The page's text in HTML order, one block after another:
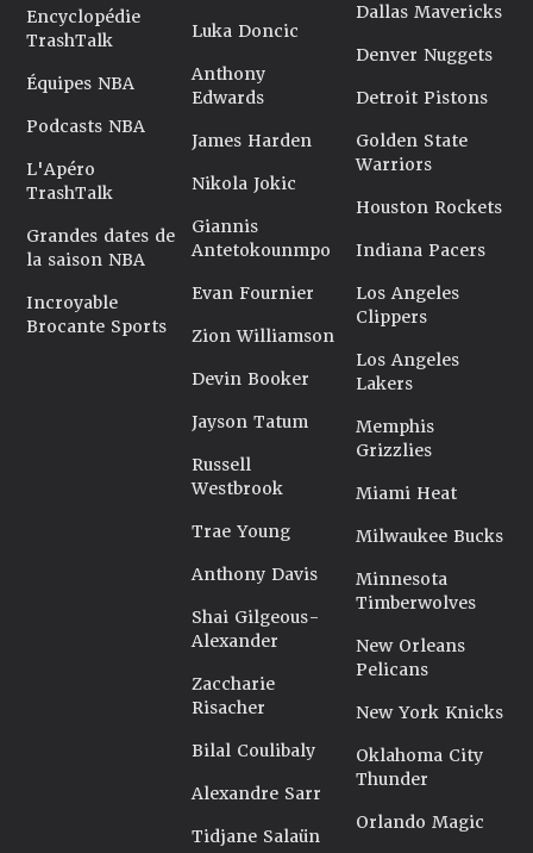
Encyclopédie
TrashTalk
Équipes NBA
Podcasts NBA
L'Apéro
TrashTalk
Grandes dates de
la saison NBA
Incroyable
Brocante Sports
Luka Doncic
Anthony
Edwards
James Harden
Nikola Jokic
Giannis
Antetokounmpo
Evan Fournier
Zion Williamson
Devin Booker
Jayson Tatum
Russell
Westbrook
Trae Young
Anthony Davis
Shai Gilgeous-
Alexander
Zaccharie
Risacher
Bilal Coulibaly
Alexandre Sarr
Tidjane Salaün
Dallas Mavericks
Denver Nuggets
Detroit Pistons
Golden State
Warriors
Houston Rockets
Indiana Pacers
Los Angeles
Clippers
Los Angeles
Lakers
Memphis
Grizzlies
Miami Heat
Milwaukee Bucks
Minnesota
Timberwolves
New Orleans
Pelicans
New York Knicks
Oklahoma City
Thunder
Orlando Magic